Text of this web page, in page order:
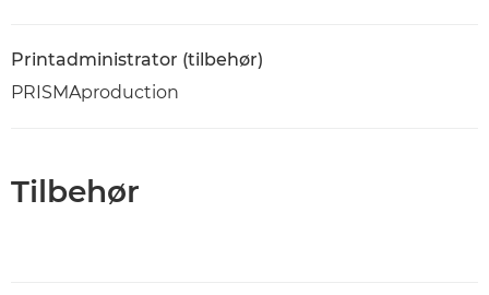
Printadministrator (tilbehør)
PRISMAproduction
Tilbehør